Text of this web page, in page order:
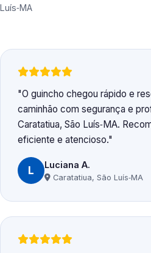
Luís‑MA
O guincho chegou rápido e
caminhão com segurança e
Caratatiua, São Luís‑MA.
eficiente e atencioso.
L Luciana A.
Caratatiua, São Luís‑MA